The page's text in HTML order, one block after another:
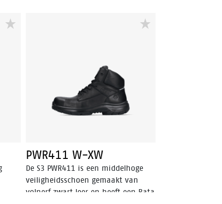
PWR411 W-XW
De S3 PWR411 is een middelhoge
veiligheidsschoen gemaakt van
volnerf zwart leer en heeft een Bata